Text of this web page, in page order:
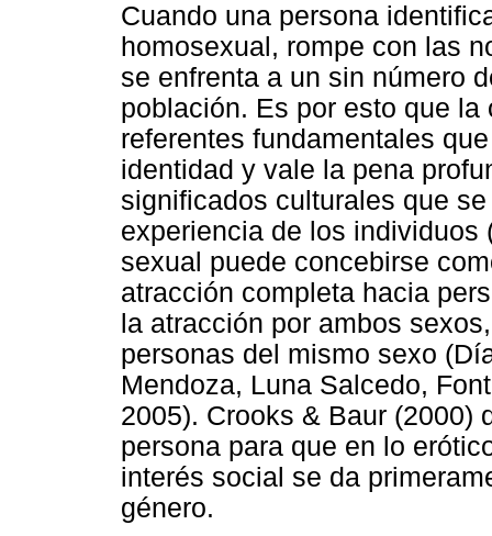
Cuando una persona
homosexual, rompe con las
se enfrenta a un sin número
población. Es por esto que
referentes fundamentales
identidad y vale la pena
significados culturales que
experiencia de los individuos
sexual puede concebirse
atracción completa hacia
la atracción por ambos
personas del mismo sexo
Mendoza, Luna Salcedo,
2005). Crooks & Baur (2000)
persona para que en lo
interés social se da
género.